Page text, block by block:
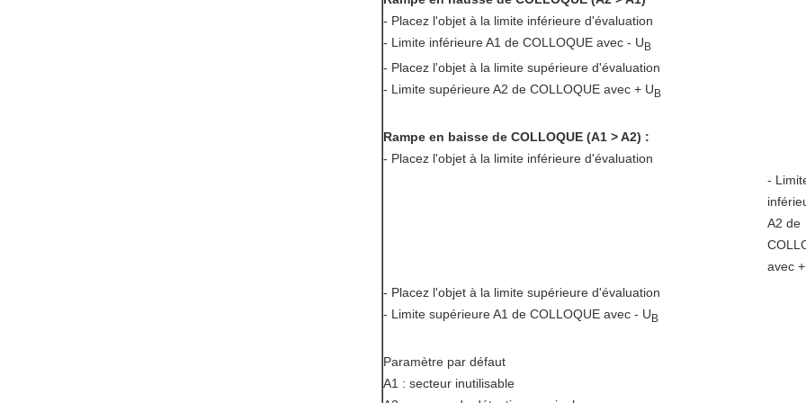
- Placez l'objet à la limite inférieure d'évaluation
- Limite inférieure A1 de COLLOQUE avec - UB
- Placez l'objet à la limite supérieure d'évaluation
- Limite supérieure A2 de COLLOQUE avec + U B
Rampe en baisse de COLLOQUE (A1 > A2) :
- Placez l'objet à la limite inférieure d'évaluation
-
A2 de
avec
- Placez l'objet à la limite supérieure d'évaluation
- Limite supérieure A1 de COLLOQUE avec - UB
Paramètre par défaut
A1 : secteur inutilisable